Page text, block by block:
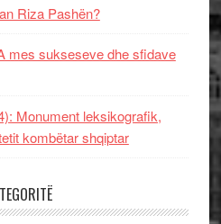
Riza Pashën?
mes sukseseve dhe sfidave
Monument leksikografik,
kombëtar shqiptar